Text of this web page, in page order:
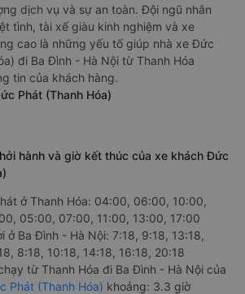
dịch vụ và sự an toàn. Đội ngũ nhân
tình, tài xế giàu kinh nghiệm và xe
cao là những yếu tố giúp nhà xe Đức
đi Ba Đình - Hà Nội từ Thanh Hóa
tin của khách hàng.
Phát (Thanh Hóa)
hành và giờ kết thúc của xe khách Đức
ở Thanh Hóa: 04:00, 06:00, 10:00,
05:00, 07:00, 11:00, 13:00, 17:00
ở Ba Đình - Hà Nội: 7:18, 9:18, 13:18,
8:18, 10:18, 14:18, 16:18, 20:18
từ Thanh Hóa đi Ba Đình - Hà Nội của
Phát (Thanh Hóa) khoảng: 3.3 giờ